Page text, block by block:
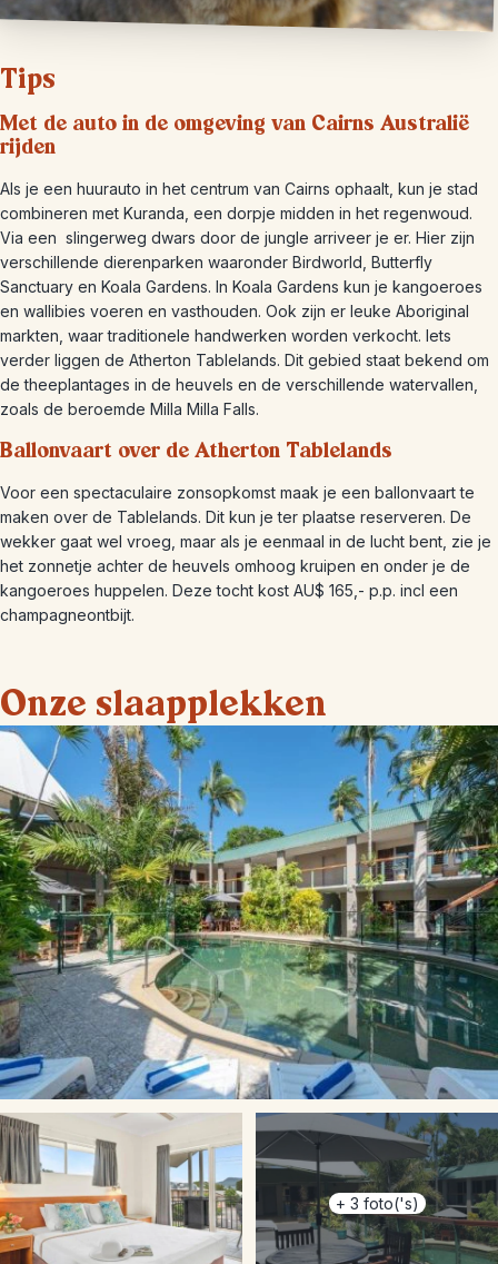
Tips
Met de auto in de omgeving van Cairns Australië
rijden
Als je een huurauto in het centrum van Cairns ophaalt, kun je stad
combineren met Kuranda, een dorpje midden in het regenwoud.
Via een slingerweg dwars door de jungle arriveer je er. Hier zijn
verschillende dierenparken waaronder Birdworld, Butterfly
Sanctuary en Koala Gardens. In Koala Gardens kun je kangoeroes
en wallibies voeren en vasthouden. Ook zijn er leuke Aboriginal
markten, waar traditionele handwerken worden verkocht. Iets
verder liggen de Atherton Tablelands. Dit gebied staat bekend om
de theeplantages in de heuvels en de verschillende watervallen,
zoals de beroemde Milla Milla Falls.
Ballonvaart over de Atherton Tablelands
Voor een spectaculaire zonsopkomst maak je een ballonvaart te
maken over de Tablelands. Dit kun je ter plaatse reserveren. De
wekker gaat wel vroeg, maar als je eenmaal in de lucht bent, zie je
het zonnetje achter de heuvels omhoog kruipen en onder je de
kangoeroes huppelen. Deze tocht kost AU$ 165,- p.p. incl een
champagneontbijt.
Onze slaapplekken
+ 3 foto('s)